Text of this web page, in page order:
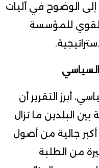
إلى الوضوح في آليات
القوي للمؤسسة
أبرز التقرير أن
بين البلدين ما تزال
جالية من أصول
من الطلبة